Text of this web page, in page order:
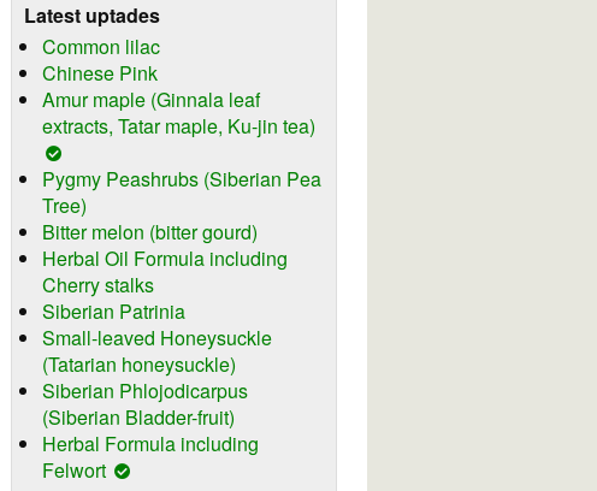
Latest uptades
Common lilac
Chinese Pink
Amur maple (Ginnala leaf
extracts, Tatar maple, Ku-jin tea)
Pygmy Peashrubs (Siberian Pea
Tree)
Bitter melon (bitter gourd)
Herbal Oil Formula including
Cherry stalks
Siberian Patrinia
Small-leaved Honeysuckle
(Tatarian honeysuckle)
Siberian Phlojodicarpus
(Siberian Bladder-fruit)
Herbal Formula including
Felwort